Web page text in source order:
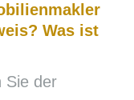
Was ist
Sie der